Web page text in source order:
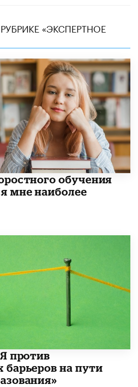
«ЭКСПЕРТНОЕ
обучения
мне наиболее
против
барьеров на пути